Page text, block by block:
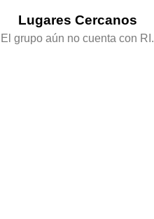
Lugares Cercanos
El grupo aún no cuenta con RI.